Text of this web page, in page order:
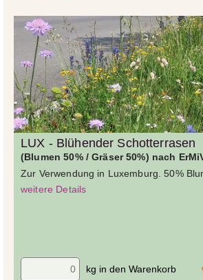
LUX - Blühender Schotterrasen
(Blumen 50% / Gräser 50%) nach
Zur Verwendung in Luxemburg. 50%
weitere Details
kg in den Warenkorb